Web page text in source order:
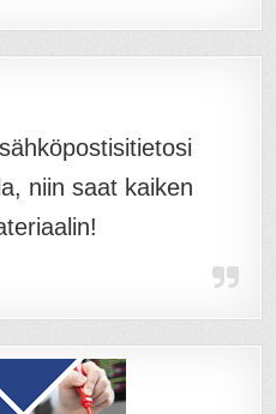
niin saat kaiken